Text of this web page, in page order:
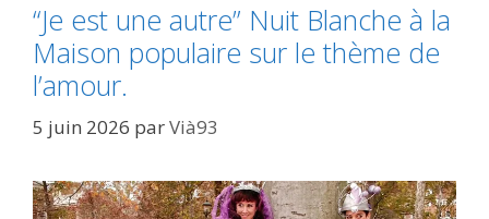
“Je est une autre” Nuit Blanche à la
Maison populaire sur le thème de
l’amour.
5 juin 2026 parVià93